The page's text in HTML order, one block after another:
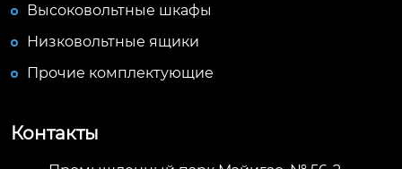
Высоковольтные шкафы
Низковольтные ящики
Прочие комплектующие
Контакты